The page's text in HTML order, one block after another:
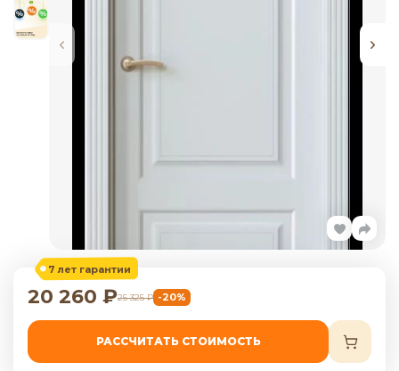
7 лет гарантии
20 260 ₽25 325₽ -20%
РАССЧИТАТЬ СТОИМОСТЬ